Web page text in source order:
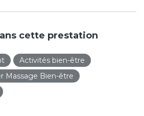
cette prestation
Activités bien-être
Massage Bien-être